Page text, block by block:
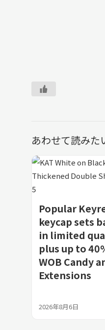
あわせて読みた
Popular
keycap sets
in limited
plus up to
WOB Candy
Extensions
2026年8月6日